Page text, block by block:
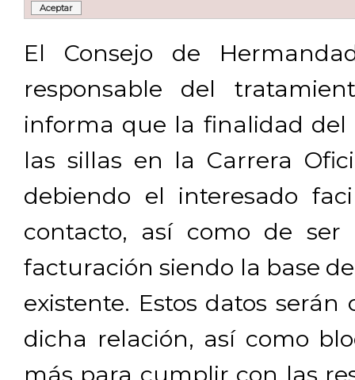
El Consejo de
responsable del
informa que la finalidad del
las sillas en la Carrera
debiendo el interesado
contacto, así como de ser
facturación siendo la base
existente. Estos datos
dicha relación, así como
más para cumplir con las